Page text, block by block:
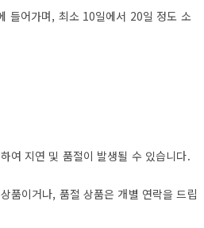
들어가며, 최소 10일에서 20일 정도 소
여 지연 및 품절이 발생될 수 있습니다.
품이거나, 품절 상품은 개별 연락을 드립